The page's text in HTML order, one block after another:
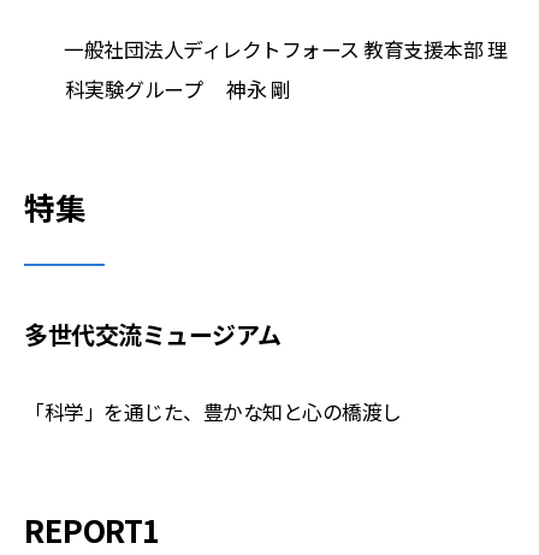
一般社団法人ディレクトフォース 教育支援本部 理
科実験グループ 神永 剛
特集
多世代交流ミュージアム
「科学」を通じた、豊かな知と心の橋渡し
REPORT1